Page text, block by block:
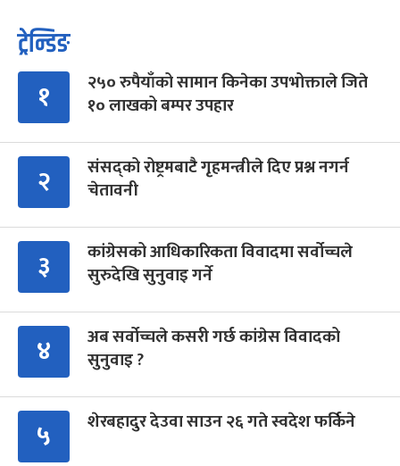
ट्रेन्डिङ
१
२५० रुपैयाँको सामान किनेका उपभोक्ताले जिते
१० लाखको बम्पर उपहार
२
संसद्को रोष्ट्रमबाटै गृहमन्त्रीले दिए प्रश्न नगर्न
चेतावनी
३
कांग्रेसको आधिकारिकता विवादमा सर्वोच्चले
सुरुदेखि सुनुवाइ गर्ने
४
अब सर्वोच्चले कसरी गर्छ कांग्रेस विवादको
सुनुवाइ ?
५ शेरबहादुर देउवा साउन २६ गते स्वदेश फर्किने